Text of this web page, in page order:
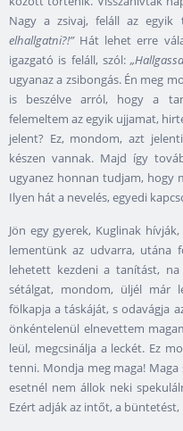
Nagy a zsivaj, feláll az egyik
elhallgatni?!”Hát lehet erre
igazgató is feláll, szól:
ugyanaz a zsibongás. Én meg
is beszélve arról, hogy a
felemeltem az egyik ujjamat,
jelent? Ez, mondom, azt
készen vannak. Majd így
ugyanez honnan tudjam, hogy
Ilyen hát a nevelés, egyedi
Jön egy gyerek, Kuglinak
lementünk az udvarra, utána
lehetett kezdeni a tanítást,
sétálgat, mondom, üljél már
fölkapja a táskáját, s odavágja
önkéntelenül elnevettem
leül, megcsinálja a leckét. Ez
tenni. Mondja meg maga!
esetnél nem állok neki
Ezért adják az intőt, a